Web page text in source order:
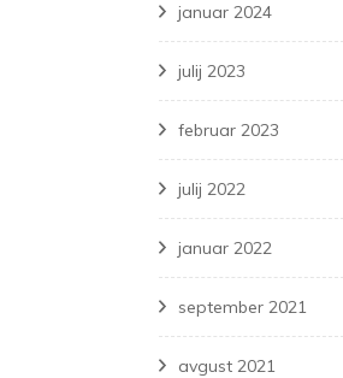
januar 2024
julij 2023
februar 2023
julij 2022
januar 2022
september 2021
avgust 2021